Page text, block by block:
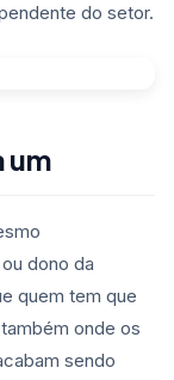
do setor.
um
dono da
quem tem que
onde os
sendo